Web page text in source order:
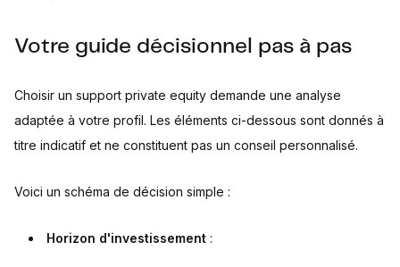
Votre guide décisionnel pas à pas
Choisir un support private equity demande une analyse
adaptée à votre profil. Les éléments ci-dessous sont donnés à
titre indicatif et ne constituent pas un conseil personnalisé.
Voici un schéma de décision simple :
Horizon d'investissement :